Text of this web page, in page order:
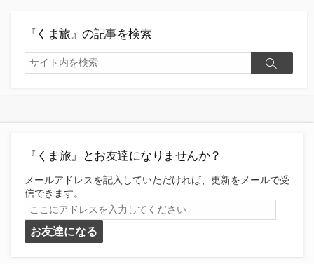
『くま旅』の記事を検索
検
索
検
『くま旅』とお友達になりませんか？
メールアドレスを記入していただければ、更新をメールで受
信できます。
こ
こ
に
ア
お友達になる